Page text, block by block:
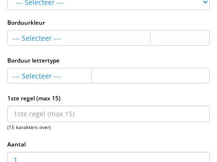
Borduurkleur
--- Selecteer ---
Borduur lettertype
--- Selecteer ---
1ste regel (max 15)
(15 karakters over)
Aantal